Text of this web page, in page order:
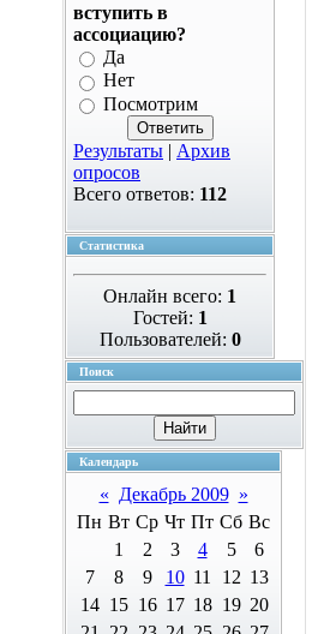
вступить в
ассоциацию?
Да
Нет
Посмотрим
Результаты | Архив
опросов
Всего ответов: 112
Статистика
Онлайн всего: 1
Гостей: 1
Пользователей: 0
Поиск
Календарь
« Декабрь 2009 »
Пн Вт Ср Чт Пт Сб Вс
1
2 3 4 5
6
7
8 9 10 11 12 13
14 15 16 17 18 19 20